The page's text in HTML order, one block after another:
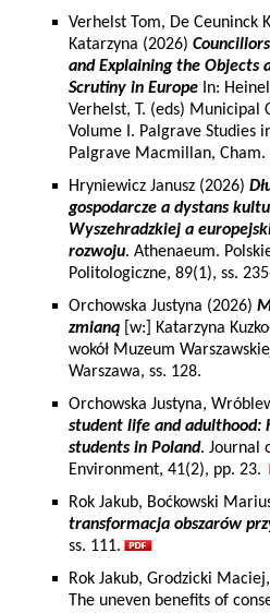
Verhelst Tom, De Ceuninck
Katarzyna (2026)
and Explaining the Objects
Scrutiny in Europe In:
Verhelst, T. (eds) Municipal
Volume I. Palgrave Studies
Palgrave Macmillan, Cham.
Hryniewicz Janusz (2026)
gospodarcze a dystans
Wyszehradzkiej a
rozwoju. Athenaeum.
Politologiczne, 89(1), ss.
Orchowska Justyna (2026)
zmianą [w:] Katarzyna
wokół Muzeum
Warszawa, ss. 128.
Orchowska Justyna,
student life and adulthood:
students in Poland. Journal
Environment, 41(2), pp. 23.
Rok Jakub, Boćkowski
transformacja obszarów
ss. 111.
Rok Jakub, Grodzicki
The uneven benefits of